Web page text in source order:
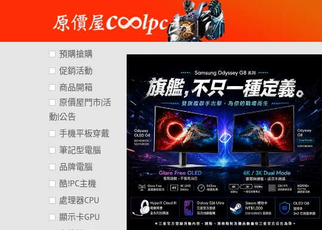
content
預購搶購
促銷活動
商品開箱
原價屋門市|活
動|公告
手機平板穿戴
筆記型電腦
品牌電腦
酷!PC主機
處理器CPU
顯示卡GPU